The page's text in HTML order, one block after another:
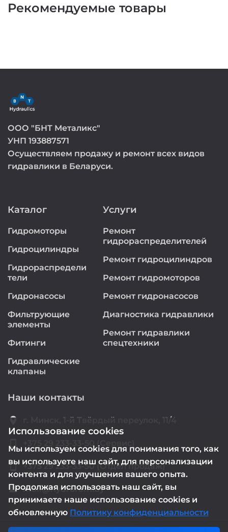
Рекомендуемые товары
ООО "БНТ Металикс"
УНП 193887571
Осуществляем продажу и ремонт всех видов
гидравлики в Беларуси.
Каталог
Гидромоторы
Гидроцилиндры
Гидрораспредели
тели
Гидронасосы
Фильтрующие
элементы
Фитинги
Гидравлические
клапаны
Услуги
Ремонт
гидрораспределителей
Ремонт гидроцилиндров
Ремонт гидромоторов
Ремонт гидронасосов
Диагностика гидравлики
Ремонт гидравлики
спецтехники
Наши контакты
location_on г. Минск, 1-й Твёрдый переулок, 11/4
smartphone +375 29 233-33-50 (Сервис)
smartphone +375 29 233-33-50 (Отдел продаж)
email mail@hydrorem.by
Использование cookies
Мы используем cookies для понимания того, как
вы используете наш сайт, для персонализации
контента и для улучшения вашего опыта.
Продолжая использовать наш сайт, вы
принимаете наше использование cookies и
обновленную Политику конфиденциальности